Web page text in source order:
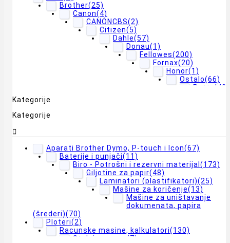
Brother(25)
Canon(4)
CANONCBS(2)
Citizen(5)
Dahle(57)
Donau(1)
Fellowes(200)
Fornax(20)
Honor(1)
Ostalo(66)
Putty
(42)
Rexel
SHARK
Xiaomi(8)
Kategorije
Kategorije

Aparati Brother Dymo, P-touch i Icon(67)
Baterije i punjači(11)
Biro - Potrošni i rezervni materijal (173)
Giljotine za papir(48)
Laminatori (plastifikatori)(25)
Mašine za koričenje(13)
Mašine za uništavanje
dokumenata, papira
(šrederi)(70)
Ploteri(2)
Racunske masine, kalkulatori(130)
Stalci za noge
(7)